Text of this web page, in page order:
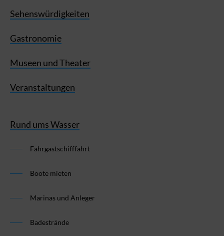
Sehenswürdigkeiten
Gastronomie
Museen und Theater
Veranstaltungen
Rund ums Wasser
Fahrgastschifffahrt
Boote mieten
Marinas und Anleger
Badestrände